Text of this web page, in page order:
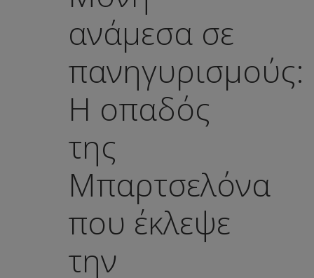
ανάμεσα σε
πανηγυρισμούς:
Η οπαδός
της
Μπαρτσελόνα
που έκλεψε
την